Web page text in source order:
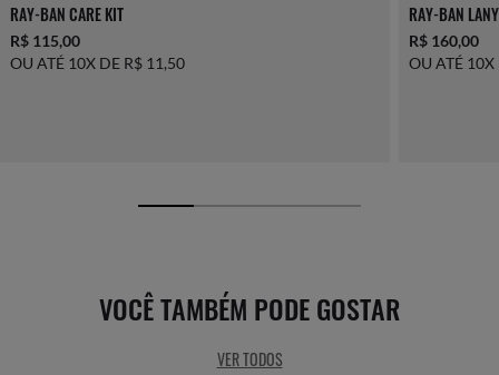
RAY-BAN CARE KIT
R$ 115,00
OU ATÉ 10X DE R$ 11,50
RAY-BAN
R$ 160,00
OU ATÉ
VOCÊ TAMBÉM PODE GOSTAR
VER TODOS